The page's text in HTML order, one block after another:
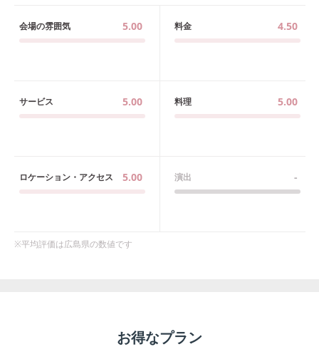
会場の雰囲気 5.00 料金 4.50
サービス 5.00 料理 5.00
ロケーション・アクセス 5.00 演出 -
※平均評価は広島県の数値です
お得なプラン